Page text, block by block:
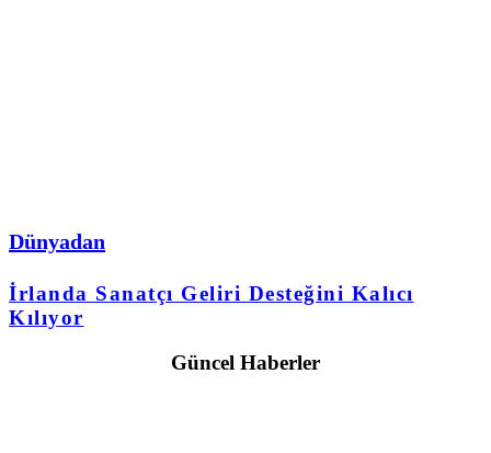
Dünyadan
İrlanda Sanatçı Geliri Desteğini Kalıcı
Kılıyor
Güncel Haberler